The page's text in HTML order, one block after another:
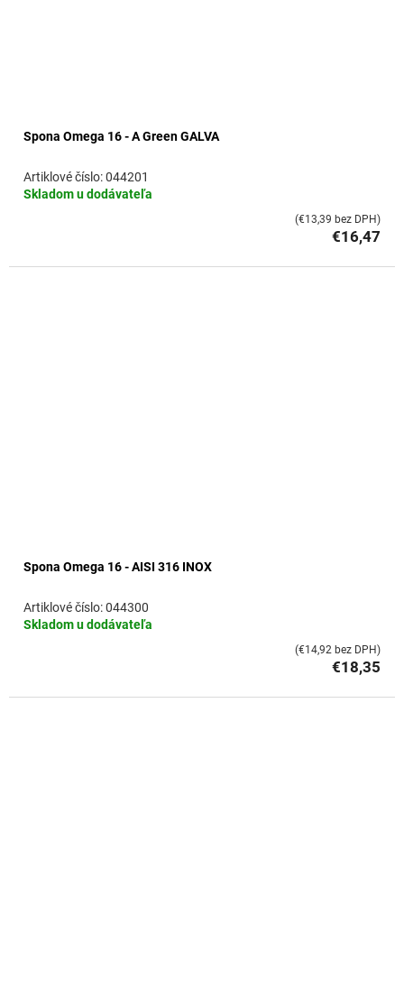
Spona Omega 16 - A Green GALVA
Skladom u dodávateľa
044201
€16,47
(€13,39 bez DPH)
Spona Omega 16 - AISI 316 INOX
Skladom u dodávateľa
044300
€18,35
(€14,92 bez DPH)